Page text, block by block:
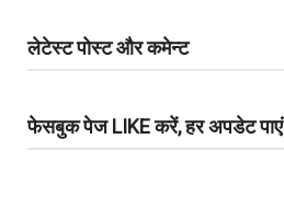
लेटेस्ट पोस्ट और कमेन्ट
फेसबुक पेज LIKE करें, हर अपडेट पाएं